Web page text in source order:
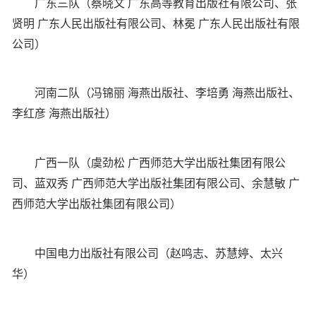
广东三队（蔡晓文 广东高等教育出版社有限公司、张
贤明 广东人民出版社有限公司、林冕 广东人民出版社有限
公司）
河南二队（冯锦丽 海燕出版社、李培勇 海燕出版社、
李红彦 海燕出版社）
广西一队（虞劲松 广西师范大学出版社集团有限公
司、蓝双秀 广西师范大学出版社集团有限公司、余慧敏 广
西师范大学出版社集团有限公司）
中国电力出版社有限公司（赵鸣志、苏慧婷、太兴
华）